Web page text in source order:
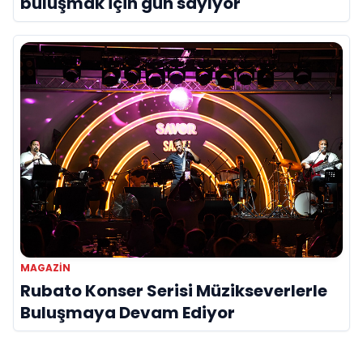
MAGAZIN
Rubato Konser Serisi Müzikseverlerle
Buluşmaya Devam Ediyor